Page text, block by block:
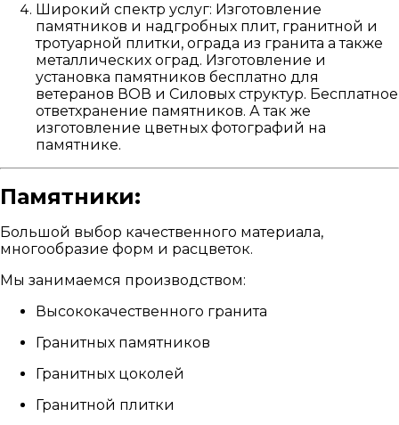
Широкий спектр услуг: Изготовление
памятников и надгробных плит, гранитной и
тротуарной плитки, ограда из гранита а также
металлических оград. Изготовление и
установка памятников бесплатно для
ветеранов ВОВ и Силовых структур. Бесплатное
ответхранение памятников. А так же
изготовление цветных фотографий на
памятнике.
Памятники:
Большой выбор качественного материала,
многообразие форм и расцветок.
Мы занимаемся производством:
Высококачественного гранита
Гранитных памятников
Гранитных цоколей
Гранитной плитки